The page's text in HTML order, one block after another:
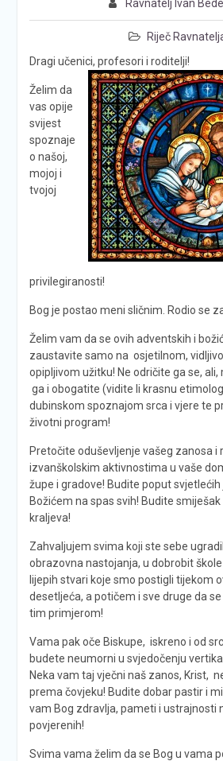
Ravnatelj Ivan
Riječ
Dragi učenici, profesori i roditelji!
Želim da
vas opije
svijest
spoznaje
o našoj,
mojoj i
tvojoj
privilegiranosti!
Bog je postao meni sličnim. Rodio se
Želim vam da se ovih adventskih i
zaustavite samo na osjetilnom,
opipljivom užitku! Ne odričite ga se,
ga i obogatite (vidite li krasnu
dubinskom spoznajom srca i vjere te
životni program!
Pretočite oduševljenje vašeg zanosa i
izvanškolskim aktivnostima u vaše
župe i gradove! Budite poput svjetlećih
Božićem na spas svih! Budite
kraljeva!
Zahvaljujem svima koji ste sebe
obrazovna nastojanja, u dobrobit
lijepih stvari koje smo postigli tijekom
desetljeća, a potičem i sve druge da
tim primjerom!
Vama pak oče Biskupe, iskreno i od
budete neumorni u svjedočenju
Neka vam taj vječni naš zanos, Krist,
prema čovjeku! Budite dobar pastir i
vam Bog zdravlja, pameti i ustrajnosti
povjerenih!
Svima vama želim da se Bog u vama